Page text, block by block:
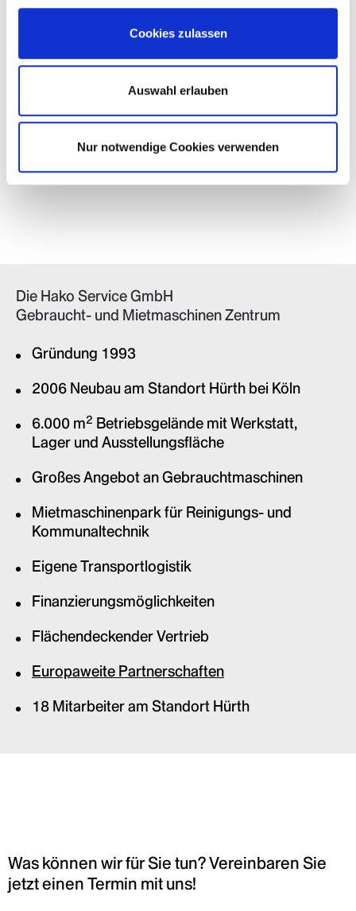
Cookies zulassen
Auswahl erlauben
Nur notwendige Cookies verwenden
Video laden
Die Hako Service GmbH
Gebraucht- und Mietmaschinen Zentrum
Gründung 1993
2006 Neubau am Standort Hürth bei Köln
6.000 m2 Betriebsgelände mit Werkstatt,
Lager und Ausstellungsfläche
Großes Angebot an Gebrauchtmaschinen
Mietmaschinenpark für Reinigungs- und
Kommunaltechnik
Eigene Transportlogistik
Finanzierungsmöglichkeiten
Flächendeckender Vertrieb
Europaweite Partnerschaften
18 Mitarbeiter am Standort Hürth
Was können wir für Sie tun? Vereinbaren Sie
jetzt einen Termin mit uns!